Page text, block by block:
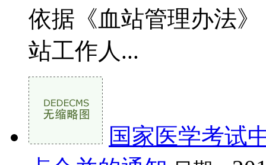
依据《血站管理办法
站工作人...
国家医学考试